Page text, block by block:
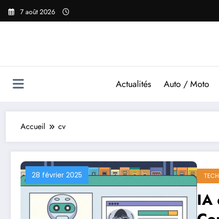
Aller
7 août 2026
Actualités Auto / Moto
Accueil cv
28 février 2025
IA